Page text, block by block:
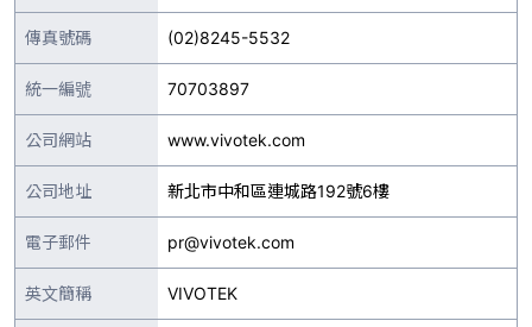
傳真號碼 (02)8245-5532
統一編號 70703897
公司網站 www.vivotek.com
公司地址 新北市中和區連城路192號6樓
電子郵件 pr@vivotek.com
英文簡稱 VIVOTEK